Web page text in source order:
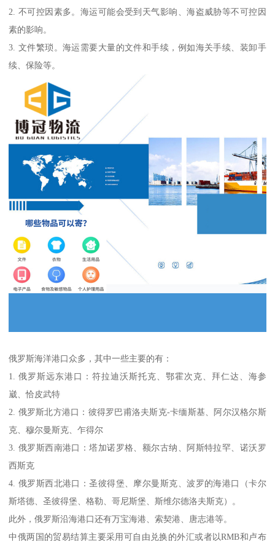
2. 不可控因素多。海运可能会受到天气影响、海盗威胁等不可控因
素的影响。
3. 文件繁琐。海运需要大量的文件和手续，例如海关手续、装卸手
续、保险等。
俄罗斯海洋港口众多，其中一些主要的有：
1. 俄罗斯远东港口：符拉迪沃斯托克、鄂霍次克、拜仁达、海参
崴、恰皮武特
2. 俄罗斯北方港口：彼得罗巴甫洛夫斯克-卡缅斯基、阿尔汉格尔斯
克、穆尔曼斯克、乍得尔
3. 俄罗斯西南港口：塔加诺罗格、额尔古纳、阿斯特拉罕、诺沃罗
西斯克
4. 俄罗斯西北港口：圣彼得堡、摩尔曼斯克、波罗的海港口（卡尔
斯塔德、圣彼得堡、格勒、哥尼斯堡、斯维尔德洛夫斯克）。
此外，俄罗斯沿海港口还有万宝海港、索契港、唐志港等。
中俄两国的贸易结算主要采用可自由兑换的外汇或者以RMB和卢布